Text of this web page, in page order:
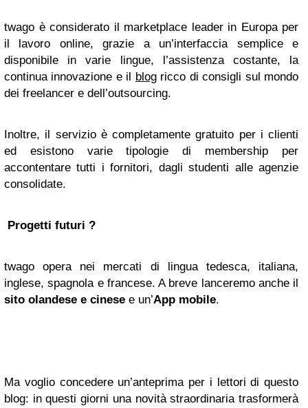
twago è considerato il marketplace leader in Europa per
il lavoro online, grazie a un’interfaccia semplice e
disponibile in varie lingue, l’assistenza costante, la
continua innovazione e il blogricco di consigli sul mondo
dei freelancer e dell’outsourcing.
Inoltre, il servizio è completamente gratuito per i clienti
ed esistono varie tipologie di membership per
accontentare tutti i fornitori, dagli studenti alle agenzie
consolidate.
Progetti futuri ?
twago opera nei mercati di lingua tedesca, italiana,
inglese, spagnola e francese. A breve lanceremo anche il
sito olandese e cinese e un’App mobile.
Ma voglio concedere un’anteprima per i lettori di questo
blog: in questi giorni una novità straordinaria trasformerà